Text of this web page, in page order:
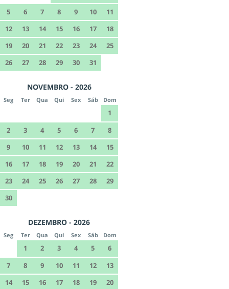
5 6 7 8 9 10
11
12
13 14 15 16 17
18
19
20 21 22 23 24
25
26
27 28 29 30 31
NOVEMBRO - 2026
Seg Ter Qua Qui Sex Sáb Dom
1
2
3 4 5 6 7
8
9
10 11 12 13 14
15
16
17 18 19 20 21
22
23
24 25 26 27 28
29
30
DEZEMBRO - 2026
Seg Ter Qua Qui Sex Sáb Dom
1 2 3 4 5
6
7
8 9 10 11 12
13
14
15 16 17 18 19
20